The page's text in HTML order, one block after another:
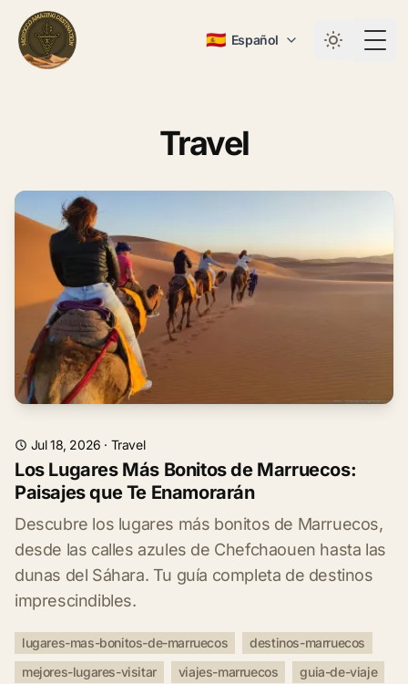
🇪🇸 Español
Travel
Jul 18, 2026 · Travel
Los Lugares Más Bonitos de Marruecos:
Paisajes que Te Enamorarán
Descubre los lugares más bonitos de Marruecos,
desde las calles azules de Chefchaouen hasta las
dunas del Sáhara. Tu guía completa de destinos
imprescindibles.
lugares-mas-bonitos-de-marruecos
destinos-marruecos
mejores-lugares-visitar
viajes-marruecos guia-de-viaje